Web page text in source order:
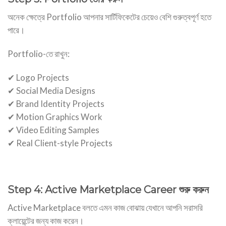
অনেক ক্ষেত্রে Portfolio আপনার সার্টিফিকেটের চেয়েও বেশি গুরুত্বপূর্ণ হতে
পারে।
Portfolio-তে রাখুন:
✔ Logo Projects
✔ Social Media Designs
✔ Brand Identity Projects
✔ Motion Graphics Work
✔ Video Editing Samples
✔ Real Client-style Projects
Step 4: Active Marketplace Career শুরু করুন
Active Marketplace বলতে এমন কাজ বোঝায় যেখানে আপনি সরাসরি
ক্লায়েন্টের জন্য কাজ করেন।